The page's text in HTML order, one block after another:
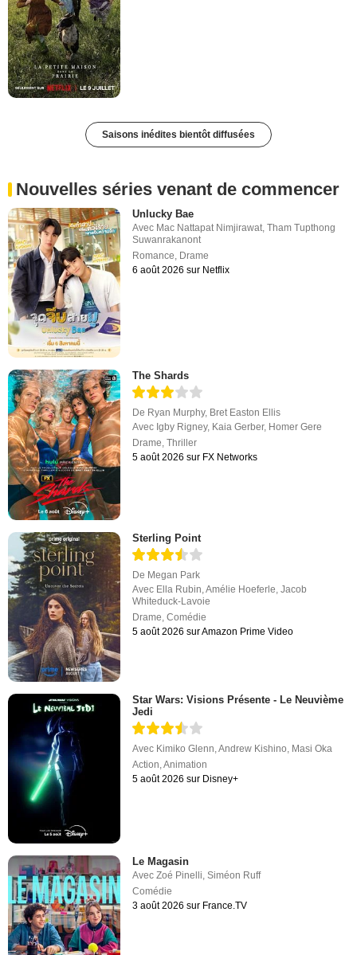
Saisons inédites bientôt diffusées
Nouvelles séries venant de commencer
Unlucky Bae
Avec Mac Nattapat Nimjirawat,Tham Tupthong
Suwanrakanont
Romance, Drame
6 août 2026 sur Netflix
The Shards
De Ryan Murphy, Bret Easton Ellis
Avec Igby Rigney, Kaia Gerber, Homer Gere
Drame,Thriller
5 août 2026 sur FX Networks
Sterling Point
De Megan Park
Avec Ella Rubin ,Amélie Hoeferle ,Jacob
Whiteduck-Lavoie
Drame ,Comédie
5 août 2026 sur Amazon Prime Video
Star Wars: Visions Présente - Le Neuvième
Jedi
Avec Kimiko Glenn,Andrew Kishino, Masi Oka
Action,Animation
5 août 2026 sur Disney+
Le Magasin
AvecZoé Pinelli,Siméon Ruff
Comédie
3 août 2026 sur France.TV